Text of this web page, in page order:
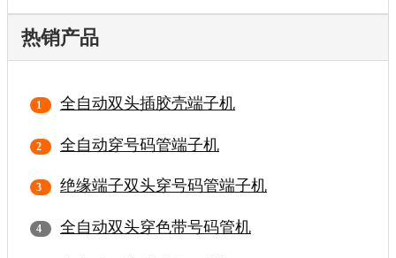
热销产品
全自动双头插胶壳端子机
全自动穿号码管端子机
绝缘端子双头穿号码管端子机
全自动双头穿色带号码管机